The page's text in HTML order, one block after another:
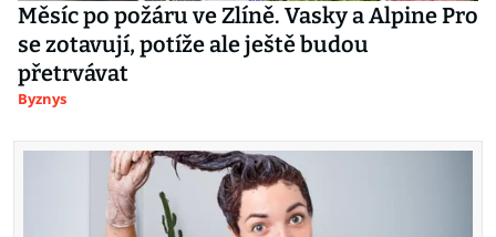
Měsíc po požáru ve Zlíně. Vasky a Alpine Pro
se zotavují, potíže ale ještě budou
přetrvávat
Byznys